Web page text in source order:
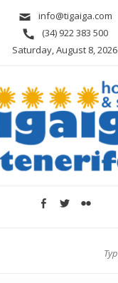
info@tigaiga.com
(34) 922 383 500
Saturday, August 8, 2026